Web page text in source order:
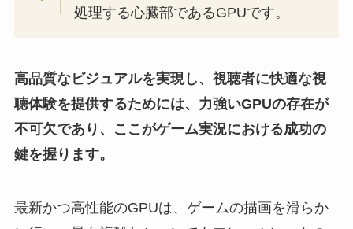
処理する心臓部であるGPUです。
高品質なビジュアルを実現し、視聴者に快適な視
聴体験を提供するためには、力強いGPUの存在が
不可欠であり、ここがゲーム実況における成功の
鍵を握ります。
最新かつ高性能のGPUは、ゲームの描画を滑らか